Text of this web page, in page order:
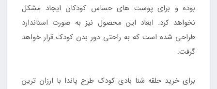
بوده و برای پوست های حساس کودکان ایجاد مشکل
نخواهد کرد. ابعاد این محصول نیز به صورت استاندارد
طراحی شده است که به راحتی دور بدن کودک قرار خواهد
گرفت.
برای خرید حلقه شنا بادی کودک طرح پاندا با ارزان ترین